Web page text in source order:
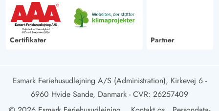
Certifikater Partner
Esmark Feriehusudlejning A/S (Administration), Kirkevej 6 -
6960 Hvide Sande, Danmark - CVR: 26257409